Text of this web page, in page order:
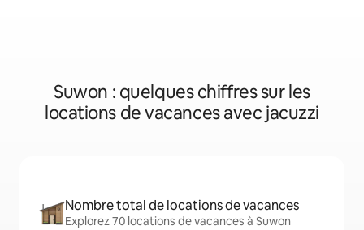
Suwon : quelques chiffres sur les
locations de vacances avec jacuzzi
Nombre total de locations de vacances
Explorez 70 locations de vacances à Suwon